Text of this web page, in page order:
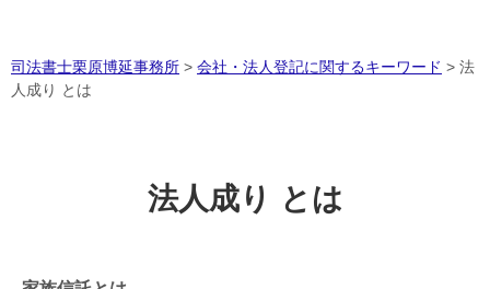
司法書士栗原博延事務所 > 会社・法人登記に関するキーワード > 法
人成り とは
法人成り とは